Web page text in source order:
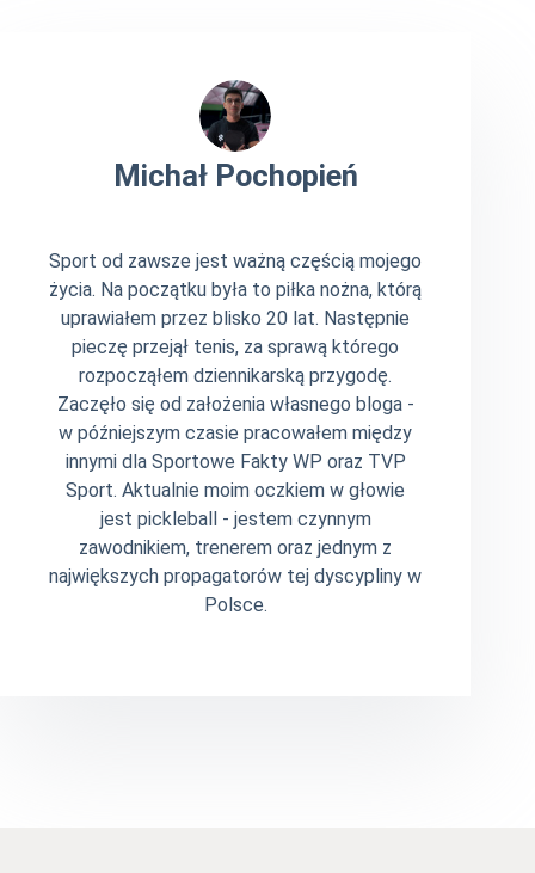
Michał Pochopień
Sport od zawsze jest ważną częścią mojego
życia. Na początku była to piłka nożna, którą
uprawiałem przez blisko 20 lat. Następnie
pieczę przejął tenis, za sprawą którego
rozpocząłem dziennikarską przygodę.
Zaczęło się od założenia własnego bloga -
w późniejszym czasie pracowałem między
innymi dla Sportowe Fakty WP oraz TVP
Sport. Aktualnie moim oczkiem w głowie
jest pickleball - jestem czynnym
zawodnikiem, trenerem oraz jednym z
największych propagatorów tej dyscypliny w
Polsce.